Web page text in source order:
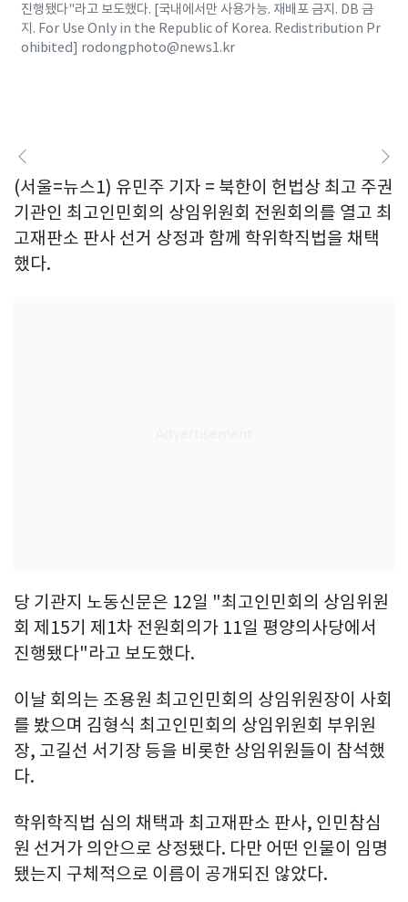
진행됐다"라고 보도했다. [국내에서만 사용가능. 재배포 금지. DB 금
지. For Use Only in the Republic of Korea. Redistribution Pr
ohibited] rodongphoto@news1.kr
(서울=뉴스1) 유민주 기자 = 북한이 헌법상 최고 주권
기관인 최고인민회의 상임위원회 전원회의를 열고 최
고재판소 판사 선거 상정과 함께 학위학직법을 채택
했다.
당 기관지 노동신문은 12일 "최고인민회의 상임위원
회 제15기 제1차 전원회의가 11일 평양의사당에서
진행됐다"라고 보도했다.
이날 회의는 조용원 최고인민회의 상임위원장이 사회
를 봤으며 김형식 최고인민회의 상임위원회 부위원
장, 고길선 서기장 등을 비롯한 상임위원들이 참석했
다.
학위학직법 심의 채택과 최고재판소 판사, 인민참심
원 선거가 의안으로 상정됐다. 다만 어떤 인물이 임명
됐는지 구체적으로 이름이 공개되진 않았다.